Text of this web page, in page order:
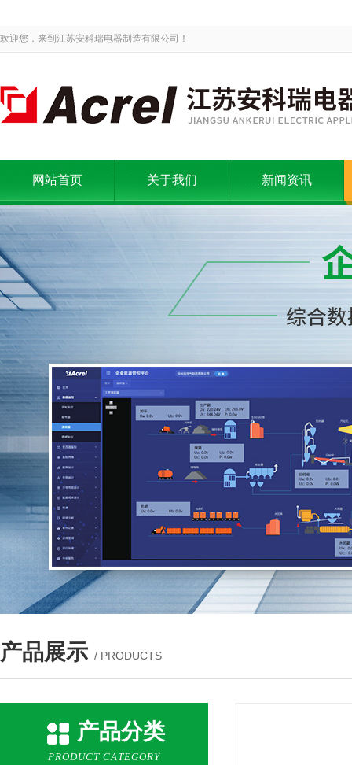
欢迎您，来到江苏安科瑞电器制造有限公司！
网站首页 关于我们 新闻资讯
产品展示 / PRODUCTS
产品分类
PRODUCT CATEGORY